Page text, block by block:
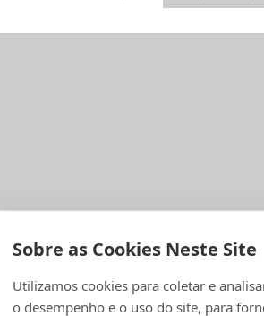
Sobre as Cookies Neste Site
Utilizamos cookies para coletar e
o desempenho e o uso do site, para